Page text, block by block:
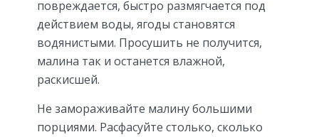
повреждается, быстро размягчается под
действием воды, ягоды становятся
водянистыми. Просушить не получится,
малина так и останется влажной,
раскисшей.
Не замораживайте малину большими
порциями. Расфасуйте столько, сколько